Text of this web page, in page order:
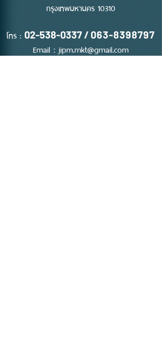
กรุงเทพมหานคร 10310
โทร : 02-538-0337 / 063-8398797
Email : jipm.mkt@gmail.com